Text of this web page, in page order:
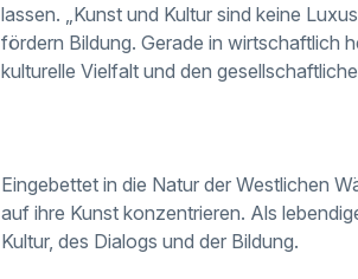
lassen. „Kunst und Kultur sind keine
fördern Bildung. Gerade in wirtschaftlich
kulturelle Vielfalt und den
Eingebettet in die Natur der Westlichen
auf ihre Kunst konzentrieren. Als
Kultur, des Dialogs und der Bildung.